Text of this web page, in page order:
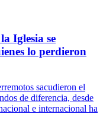
Iglesia se
lo perdieron
sacudieron el
de diferencia, desde
e internacional ha